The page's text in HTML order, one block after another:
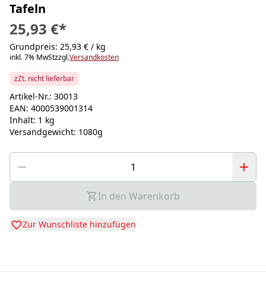
Tafeln
25,93 €*
Grundpreis: 25,93 € / kg
inkl. 7% MwStzzgl.Versandkosten
zZt. nicht lieferbar
Artikel-Nr.: 30013
EAN: 4000539001314
Inhalt: 1 kg
Versandgewicht: 1080g
In den Warenkorb
Zur Wunschliste hinzufügen